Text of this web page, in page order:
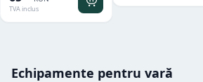
TVA inclus
Echipamente pentru vară